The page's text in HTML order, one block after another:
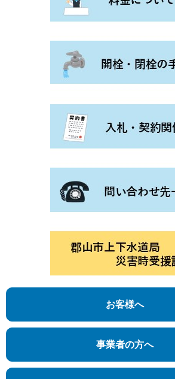
お客様へ
事業者の方へ